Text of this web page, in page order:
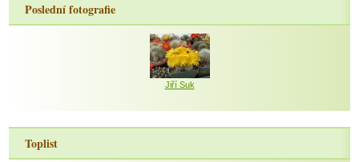
Poslední fotografie
Jiří Suk
Toplist